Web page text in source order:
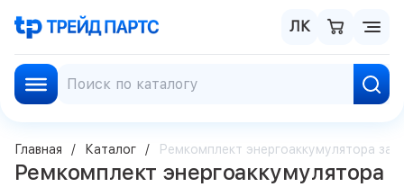
ЛК
Главная Каталог Ремкомплект энергоаккумулятора
Ремкомплект энергоаккумулятора